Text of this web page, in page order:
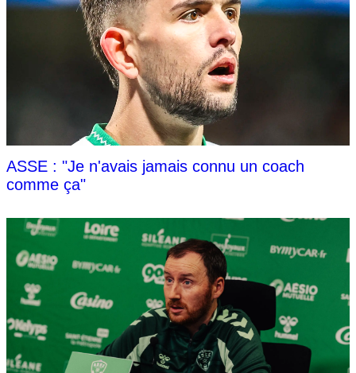
ASSE : "Je n'avais jamais connu un coach
comme ça"